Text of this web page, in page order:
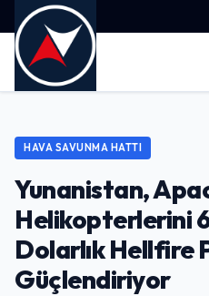
HAVA SAVUNMA HATTI
Yunanistan,
Helikopterlerini
Dolarlık Hellfire
Güçlendiriyor